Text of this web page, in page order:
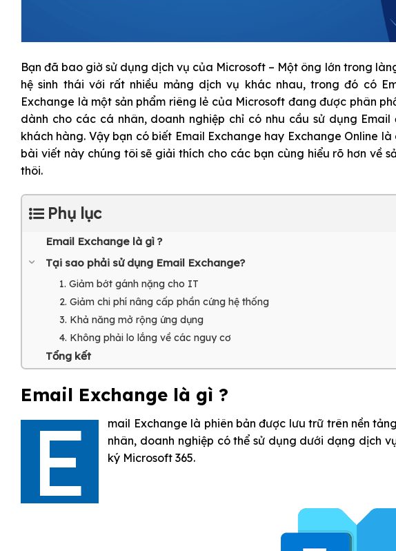
Bạn đã bao giờ sử dụng dịch vụ của Microsoft – Một ông lớn trong
hệ sinh thái với rất nhiều mảng dịch vụ khác nhau, trong đó có
Exchange là một sản phẩm riêng lẻ của Microsoft đang được phân
dành cho các cá nhân, doanh nghiệp chỉ có nhu cầu sử dụng
khách hàng. Vậy bạn có biết Email Exchange hay Exchange Online
bài viết này chúng tôi sẽ giải thích cho các bạn cùng hiểu rõ hơn về
thôi.
Phụ lục
Email Exchange là gì ?
Tại sao phải sử dụng Email Exchange?
1. Giảm bớt gánh nặng cho IT
2. Giảm chi phí nâng cấp phần cứng hệ thống
3. Khả năng mở rộng ứng dụng
4. Không phải lo lắng về các nguy cơ
Tổng kết
Email Exchange là gì ?
E
mail Exchange là phiên bản được lưu trữ trên nền
nhân, doanh nghiệp có thể sử dụng dưới dạng dịch
ký Microsoft 365.